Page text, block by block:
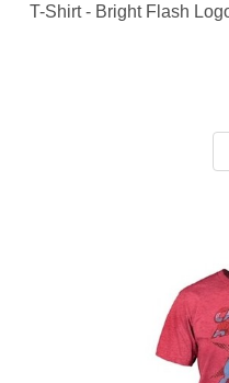
T-Shirt - Bright Flash